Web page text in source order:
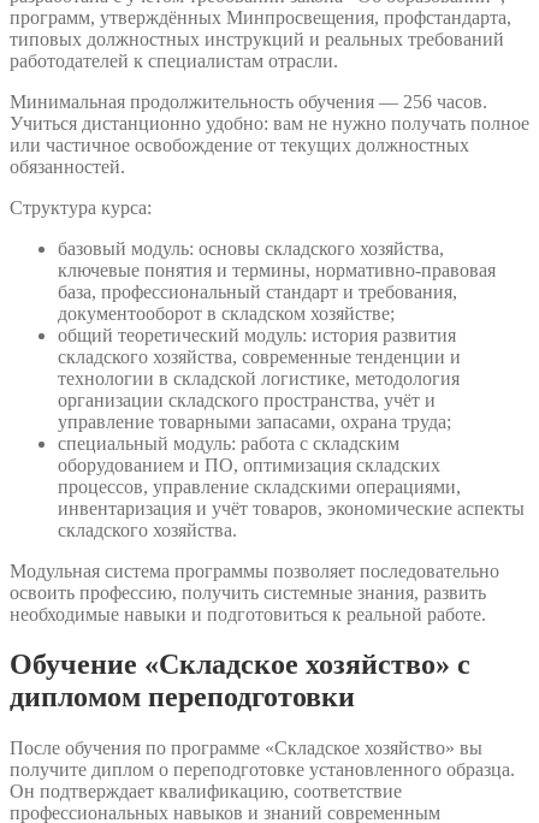
программ, утверждённых Минпросвещения, профстандарта,
типовых должностных инструкций и реальных требований
работодателей к специалистам отрасли.
Минимальная продолжительность обучения — 256 часов.
Учиться дистанционно удобно: вам не нужно получать полное
или частичное освобождение от текущих должностных
обязанностей.
Структура курса:
базовый модуль: основы складского хозяйства,
ключевые понятия и термины, нормативно-правовая
база, профессиональный стандарт и требования,
документооборот в складском хозяйстве;
общий теоретический модуль: история развития
складского хозяйства, современные тенденции и
технологии в складской логистике, методология
организации складского пространства, учёт и
управление товарными запасами, охрана труда;
специальный модуль: работа с складским
оборудованием и ПО, оптимизация складских
процессов, управление складскими операциями,
инвентаризация и учёт товаров, экономические аспекты
складского хозяйства.
Модульная система программы позволяет последовательно
освоить профессию, получить системные знания, развить
необходимые навыки и подготовиться к реальной работе.
Обучение «Складское хозяйство» с
дипломом переподготовки
После обучения по программе «Складское хозяйство» вы
получите диплом о переподготовке установленного образца.
Он подтверждает квалификацию, соответствие
профессиональных навыков и знаний современным